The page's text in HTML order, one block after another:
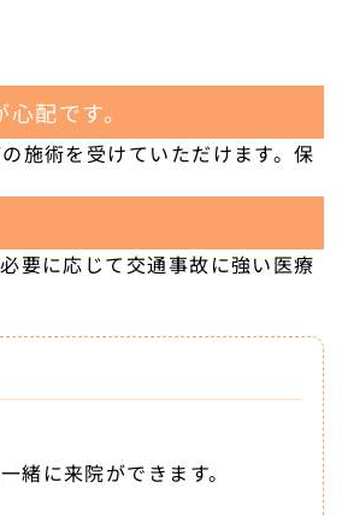
配です。
施術を受けていただけます。保
要に応じて交通事故に強い医療
に来院ができます。